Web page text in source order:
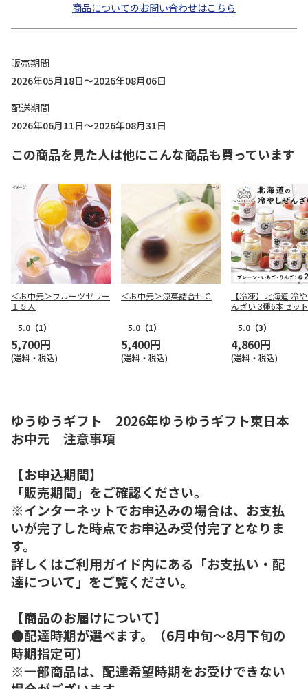
商品についてのお問い合わせはこちら
販売期間
2026年05月18日～2026年08月06日
配送期間
2026年06月11日～2026年08月31日
この商品を見た人は他にこんな商品も買っています
＜お中元＞フルーツゼリー
１５入
5.0 （1）
5,700円
(送料・税込)
＜お中元＞涼菓詰合せＣ
5.0 （1）
5,400円
(送料・税込)
【冷凍】北海道 冷
んざい 3種6本セット
5.0 （3）
4,860円
(送料・税込)
ゆうゆうギフト 2026年ゆうゆうギフト東日本
お中元 注意事項
【お申込期間】
「販売期間」をご確認ください。
※インターネットでお申込みの場合は、お支払
いが完了した時点でお申込み受付完了となりま
す。
詳しくはご利用ガイド内にある「お支払い・配
達について」をご覧ください。
【商品のお届けについて】
●配達時期が選べます。（6月中旬～8月下旬の
時期指定可）
※一部商品は、配達希望時期をお受けできない